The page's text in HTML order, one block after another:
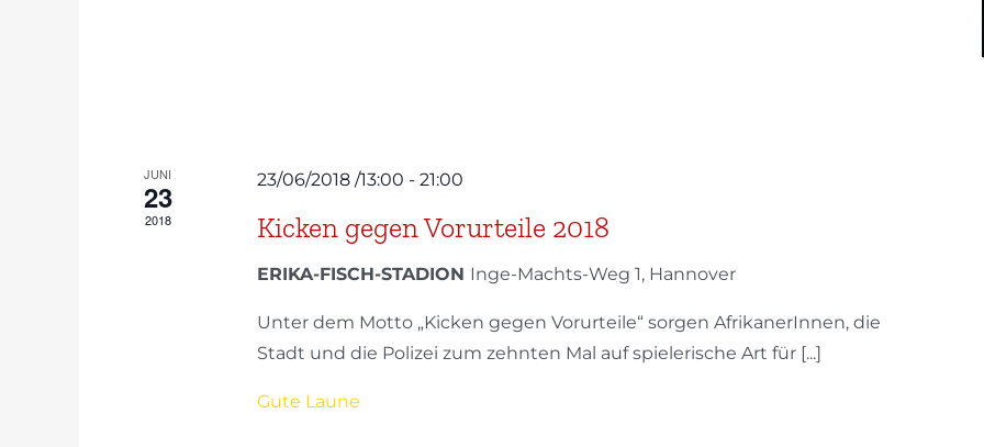
JUNI
23
2018
23/06/2018 /13:00 - 21:00
Kicken gegen Vorurteile 2018
ERIKA-FISCH-STADION Inge-Machts-Weg 1, Hannover
Unter dem Motto „Kicken gegen Vorurteile“ sorgen AfrikanerInnen, die
Stadt und die Polizei zum zehnten Mal auf spielerische Art für [...]
Gute Laune